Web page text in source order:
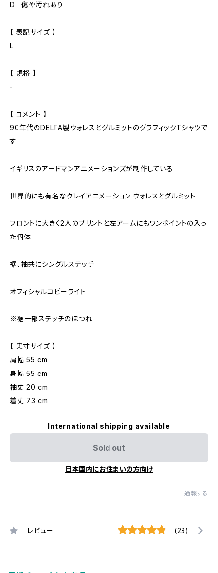
D : 傷や汚れあり
【 表記サイズ 】
L
【 規格 】
-
【 コメント 】
90年代のDELTA製ウォレスとグルミットのグラフィックTシャツで
す
イギリスのアードマンアニメーションズが制作している
世界的にも有名なクレイアニメーション ウォレスとグルミット
フロントに大きく2人のプリントと左アームにもワンポイントの入っ
た個体
裾、袖共にシングルステッチ
オフィシャルコピーライト
※裾一部ステッチのほつれ
【 実寸サイズ 】
肩幅 55 cm
身幅 55 cm
袖丈 20 cm
着丈 73 cm
International shipping available
Sold out
日本国内にお住まいの方向け
通報する
レビュー (23)